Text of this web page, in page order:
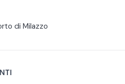
di Milazzo